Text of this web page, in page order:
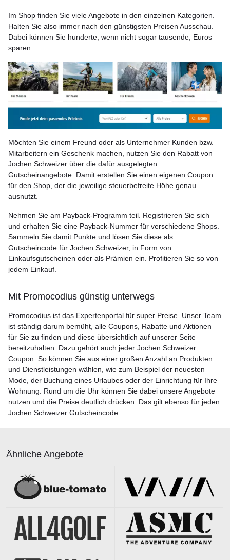
Im Shop finden Sie viele Angebote in den einzelnen Kategorien.
Halten Sie also immer nach den günstigsten Preisen Ausschau.
Dabei können Sie hunderte, wenn nicht sogar tausende, Euros
sparen.
Möchten Sie einem Freund oder als Unternehmer Kunden bzw.
Mitarbeitern ein Geschenk machen, nutzen Sie den Rabatt von
Jochen Schweizer über die dafür ausgelegten
Gutscheinangebote. Damit erstellen Sie einen eigenen Coupon
für den Shop, der die jeweilige steuerbefreite Höhe genau
ausnutzt.
Nehmen Sie am Payback-Programm teil. Registrieren Sie sich
und erhalten Sie eine Payback-Nummer für verschiedene Shops.
Sammeln Sie damit Punkte und lösen Sie diese als
Gutscheincode für Jochen Schweizer, in Form von
Einkaufsgutscheinen oder als Prämien ein. Profitieren Sie so von
jedem Einkauf.
Mit Promocodius günstig unterwegs
Promocodius ist das Expertenportal für super Preise. Unser Team
ist ständig darum bemüht, alle Coupons, Rabatte und Aktionen
für Sie zu finden und diese übersichtlich auf unserer Seite
bereitzuhalten. Dazu gehört auch jeder Jochen Schweizer
Coupon. So können Sie aus einer großen Anzahl an Produkten
und Dienstleistungen wählen, wie zum Beispiel der neuesten
Mode, der Buchung eines Urlaubes oder der Einrichtung für Ihre
Wohnung. Rund um die Uhr können Sie dabei unsere Angebote
nutzen und die Preise deutlich drücken. Das gilt ebenso für jeden
Jochen Schweizer Gutscheincode.
Ähnliche Angebote